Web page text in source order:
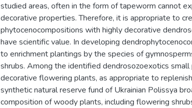
studied areas, often in the form of tapeworm cannot
decorative properties. Therefore, it is appropriate to
phytocenocompositions with highly decorative
have scientific value. In developing
to enrichment plantings by the species of
shrubs. Among the identified dendrosozoexotics
decorative flowering plants, as appropriate to
synthetic natural reserve fund of Ukrainian Polissya
composition of woody plants, including flowering